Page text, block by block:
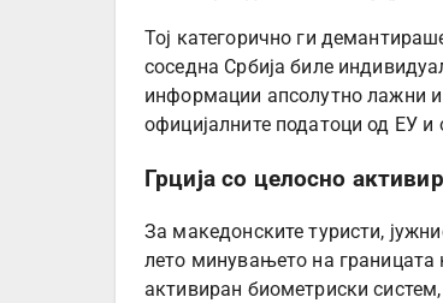
Тој категорично ги
соседна Србија биле
информации апсолутно лажни
официјалните податоци од ЕУ и
Грција со целосно
За македонските туристи,
лето минувањето на границата
активиран биометриски